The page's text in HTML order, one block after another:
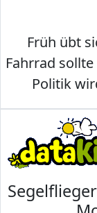
Früh übt
Fahrrad
Politik